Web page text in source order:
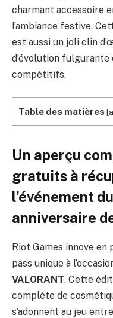
charmant accessoire
l’ambiance festive.
est aussi un joli clin
d’évolution fulgurante
compétitifs.
Table des matières [
Un aperçu
gratuits à
l’événement
anniversaire
Riot Games innove en
pass unique à
VALORANT. Cette
complète de
s’adonnent au jeu